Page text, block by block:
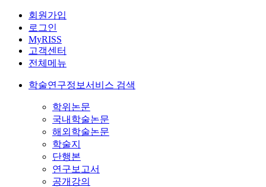
회원가입
로그인
MyRISS
고객센터
전체메뉴
학술연구정보서비스 검색
학위논문
국내학술논문
해외학술논문
학술지
단행본
연구보고서
공개강의